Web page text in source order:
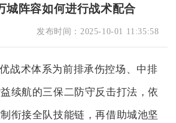
城阵容如何进行战术配合
发布时间： 2025-10-01 11:35:58
战术体系为前排承伤控场、中排
续航的三保二防守反击打法，依
衔接全队技能链，再借助城池坚